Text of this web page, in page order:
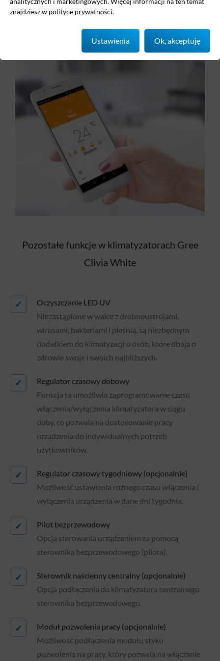
programowanie trybu snu,
Pozostałe funkcje w klimatyzatorach Gree
Clivia White
✓
Oczyszczanie LED UV
Niezastąpione w walce z drobnoustrojami,
wirusami, bakteriami i pleśnią, są niezbędnym
dodatkiem do klimatyzacji u osób, które dbają o
zdrowie swoje i swoich najbliższych.
✓
Regulator czasowy dobowy
Funkcja ta umożliwia zaprogramowanie czasu
włączenia/wyłączenia klimatyzatora w ciągu
doby, co pozwala na dostosowanie pracy
urządzenia do indywidualnych potrzeb
użytkowników.
✓
Regulator czasowy tygodniowy (opcjonalnie)
Możliwość ustawienia różnego czasu włączenia i
wyłączenia urządzenia w dane dni tygodnia.
✓
Pilot bezprzewodowy
Opcja sterowania urządzeniem za pomocą
sterownika bezprzewodowego (pilota).
✓
Sterownik naścienny centralny (opcjonalnie)
Opcja podłączenia do klimatyzatora centralnego
sterownika bezprzewodowego.
✓
Moduł pozwolenia pracy (opcjonalnie)
Możliwość podłączenia modułu styku
pozwolenia na pracy, który pozwala na włączanie
znajdziesz w polityce prywatności.
Ustawienia Ok, akceptuję